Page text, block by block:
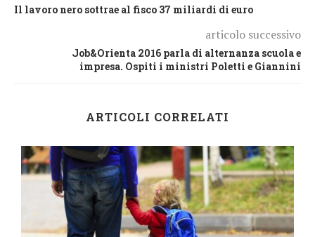
Il lavoro nero sottrae al fisco 37 miliardi di euro
articolo successivo
Job&Orienta 2016 parla di alternanza scuola e
impresa. Ospiti i ministri Poletti e Giannini
ARTICOLI CORRELATI